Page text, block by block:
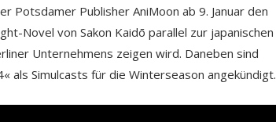
Potsdamer Publisher AniMoon ab 9. Januar den
Novel von Sakon Kaidō parallel zur japanischen
Unternehmens zeigen wird. Daneben sind
als Simulcasts für die Winterseason angekündigt.